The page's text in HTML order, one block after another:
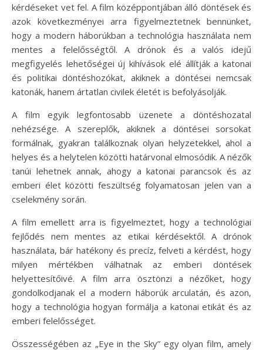
kérdéseket vet fel. A film középpontjában álló döntések és
azok következményei arra figyelmeztetnek bennünket,
hogy a modern háborúkban a technológia használata nem
mentes a felelősségtől. A drónok és a valós idejű
megfigyelés lehetőségei új kihívások elé állítják a katonai
és politikai döntéshozókat, akiknek a döntései nemcsak
katonák, hanem ártatlan civilek életét is befolyásolják.
A film egyik legfontosabb üzenete a döntéshozatal
nehézsége. A szereplők, akiknek a döntései sorsokat
formálnak, gyakran találkoznak olyan helyzetekkel, ahol a
helyes és a helytelen közötti határvonal elmosódik. A nézők
tanúi lehetnek annak, ahogy a katonai parancsok és az
emberi élet közötti feszültség folyamatosan jelen van a
cselekmény során.
A film emellett arra is figyelmeztet, hogy a technológiai
fejlődés nem mentes az etikai kérdésektől. A drónok
használata, bár hatékony és precíz, felveti a kérdést, hogy
milyen mértékben válhatnak az emberi döntések
helyettesítőivé. A film arra ösztönzi a nézőket, hogy
gondolkodjanak el a modern háborúk arculatán, és azon,
hogy a technológia hogyan formálja a katonai etikát és az
emberi felelősséget.
Összességében az „Eye in the Sky” egy olyan film, amely